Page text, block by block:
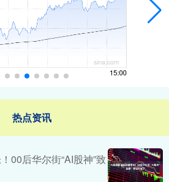
热点资讯
00后华尔街“AI股神”致